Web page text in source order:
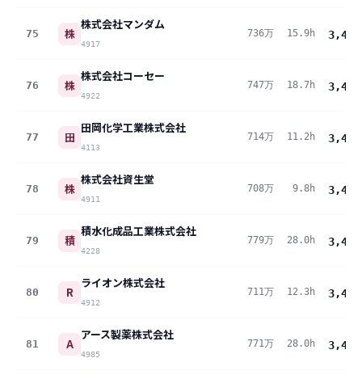
75 株
株式会社マンダム
4917
736万 15.9h 3,489
76 株
株式会社コーセー
4922
747万 18.7h 3,483
77 田
田岡化学工業株式会社
4113
714万 11.2h 3,476
78 株
株式会社資生堂
4911
708万 9.8h 3,475
79 積
積水化成品工業株式会社
4228
779万 28.0h 3,453
80 R
ライオン株式会社
4912
711万 12.3h 3,440
81 A
アース製薬株式会社
4985
771万 28.0h 3,419